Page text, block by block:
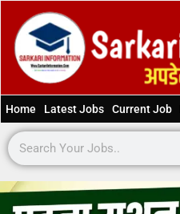
Home Latest Jobs Current Job